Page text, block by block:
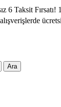
6 Taksit Fırsatı!
Ara